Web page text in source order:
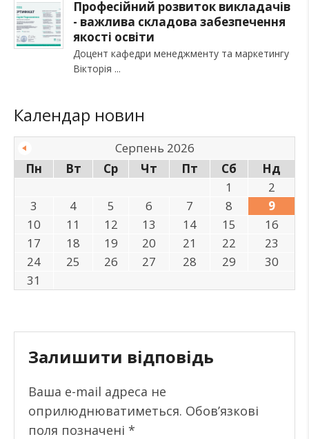
Професійний розвиток викладачів
- важлива складова забезпечення
якості освіти
Доцент кафедри менеджменту та маркетингу
Вікторія
Календар новин
Серпень 2026
Пн
Вт Ср Чт Пт Сб
Нд
1
2
3
4 5 6 7 8
9
10
11 12 13 14 15
16
17
18 19 20 21 22
23
24
25 26 27 28 29
30
31
Залишити відповідь
Ваша e-mail адреса не
оприлюднюватиметься. Обов’язкові
поля позначені *